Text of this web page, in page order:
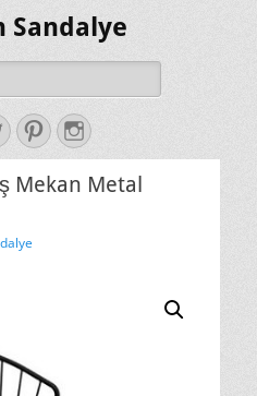
Sandalye
TwitterPinterestInstagram
Mekan Metal